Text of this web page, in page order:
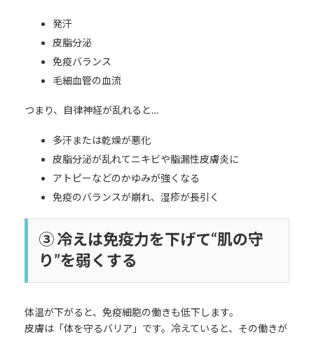
発汗
皮脂分泌
免疫バランス
毛細血管の血流
つまり、自律神経が乱れると…
多汗または乾燥が悪化
皮脂分泌が乱れてニキビや脂漏性皮膚炎に
アトピーなどのかゆみが強くなる
免疫のバランスが崩れ、湿疹が長引く
③ 冷えは免疫力を下げて“肌の守
り”を弱くする
体温が下がると、免疫細胞の働きも低下します。
皮膚は「体を守るバリア」です。冷えていると、その働きが